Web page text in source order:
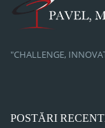
"CHALLENGE,
POSTĂRI